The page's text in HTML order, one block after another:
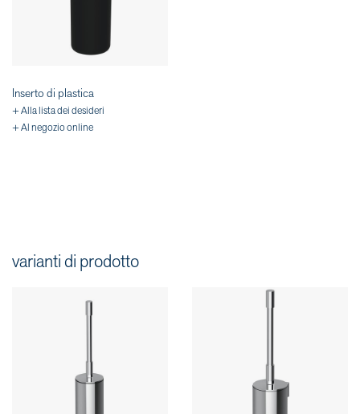
Inserto di plastica
+ Alla lista dei desideri
+ Al negozio online
varianti di prodotto